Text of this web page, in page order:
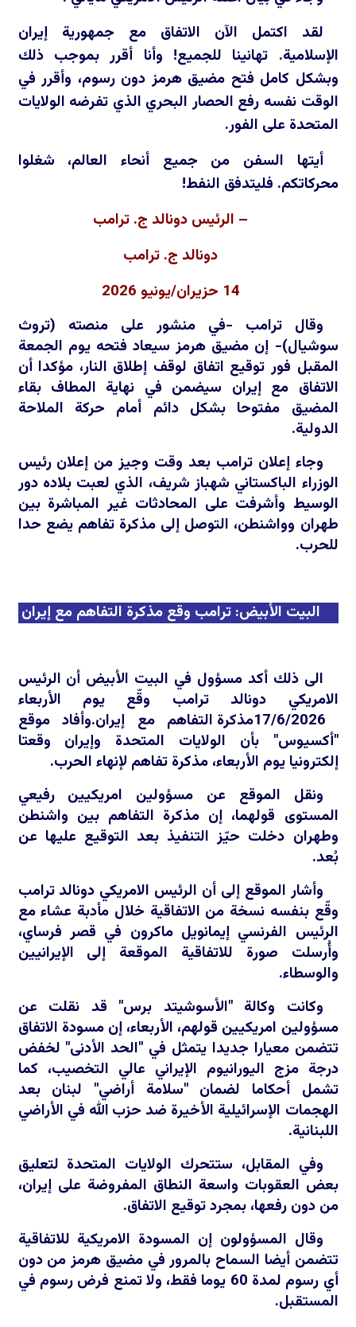
لقد اكتمل الآن الاتفاق مع جمهورية إيران
الإسلامية. تهانينا للجميع! وأنا أقرر بموجب ذلك
وبشكل كامل فتح مضيق هرمز دون رسوم، وأقرر في
الوقت نفسه رفع الحصار البحري الذي تفرضه الولايات
المتحدة على الفور.
أيتها السفن من جميع أنحاء العالم، شغلوا
محركاتكم. فليتدفق النفط!
– الرئيس دونالد ج. ترامب
دونالد ج. ترامب
14 حزيران/يونيو 2026
وقال ترامب -في منشور على منصته (تروث
سوشيال)- إن مضيق هرمز سيعاد فتحه يوم الجمعة
المقبل فور توقيع اتفاق لوقف إطلاق النار، مؤكدا أن
الاتفاق مع إيران سيضمن في نهاية المطاف بقاء
المضيق مفتوحا بشكل دائم أمام حركة الملاحة
الدولية.
وجاء إعلان ترامب بعد وقت وجيز من إعلان رئيس
الوزراء الباكستاني شهباز شريف، الذي لعبت بلاده دور
الوسيط وأشرفت على المحادثات غير المباشرة بين
طهران وواشنطن، التوصل إلى مذكرة تفاهم يضع حدا
للحرب.
البيت الأبيض: ترامب وقع مذكرة التفاهم مع إيران
الى ذلك أكد مسؤول في البيت الأبيض أن الرئيس
الامريكي دونالد ترامب وقّع يوم الأربعاء
17/6/2026مذكرة التفاهم مع إيران.وأفاد موقع
"أكسيوس" بأن الولايات المتحدة وإيران وقعتا
إلكترونيا يوم الأربعاء، مذكرة تفاهم لإنهاء الحرب.
ونقل الموقع عن مسؤولين امريكيين رفيعي
المستوى قولهما، إن مذكرة التفاهم بين واشنطن
وطهران دخلت حيّز التنفيذ بعد التوقيع عليها عن
بُعد.
وأشار الموقع إلى أن الرئيس الامريكي دونالد ترامب
وقّع بنفسه نسخة من الاتفاقية خلال مأدبة عشاء مع
الرئيس الفرنسي إيمانويل ماكرون في قصر فرساي،
وأُرسلت صورة للاتفاقية الموقعة إلى الإيرانيين
والوسطاء.
وكانت وكالة "الأسوشيتد برس" قد نقلت عن
مسؤولين امريكيين قولهم، الأربعاء، إن مسودة الاتفاق
تتضمن معيارا جديدا يتمثل في "الحد الأدنى" لخفض
درجة مزج اليورانيوم الإيراني عالي التخصيب، كما
تشمل أحكاما لضمان "سلامة أراضي" لبنان بعد
الهجمات الإسرائيلية الأخيرة ضد حزب الله في الأراضي
اللبنانية.
وفي المقابل، ستتحرك الولايات المتحدة لتعليق
بعض العقوبات واسعة النطاق المفروضة على إيران،
من دون رفعها، بمجرد توقيع الاتفاق.
وقال المسؤولون إن المسودة الامريكية للاتفاقية
تتضمن أيضا السماح بالمرور في مضيق هرمز من دون
أي رسوم لمدة 60 يوما فقط، ولا تمنع فرض رسوم في
المستقبل.